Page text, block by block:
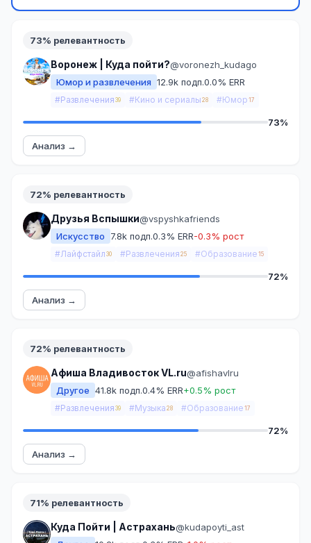
73% релевантность
Воронеж | Куда пойти?@voronezh_kudago
Юмор и развлечения 12.9k подп.0.0% ERR
#Развлечения 39 #Кино и сериалы 28 #Юмор 17
73%
Анализ →
72% релевантность
Друзья Вспышки@vspyshkafriends
Искусство
7.8k подп.0.3% ERR-0.3% рост
#Лайфстайл 30 #Развлечения 25 #Образование 15
72%
Анализ →
72% релевантность
Афиша Владивосток VL.ru@afishavlru
Другое 41.8k подп.0.4% ERR+0.5% рост
#Развлечения 39 #Музыка 28 #Образование 17
72%
Анализ →
71% релевантность
Куда Пойти | Астрахань@kudapoyti_ast